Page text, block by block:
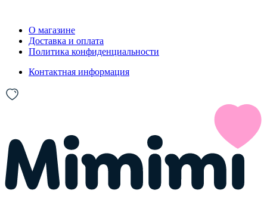
О магазине
Доставка и оплата
Политика конфиденциальности
Контактная информация